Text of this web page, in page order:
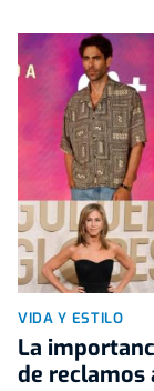
VIDA Y ESTILO
La
de reclamos